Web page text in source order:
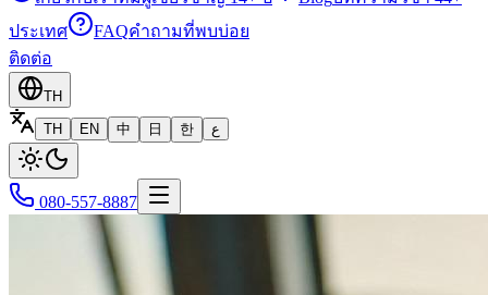
ประเทศ
FAQคำถามที่พบบ่อย
ติดต่อ
TH
TH
EN 中 日 한 ع
080-557-8887